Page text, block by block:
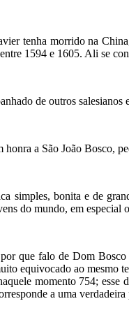
tenha morrido na
1594 e 1605. Ali se
de outros salesianos
honra a São João Bosco,
simples, bonita e de
do mundo, em especial
que falo de Dom
equivocado ao mesmo
momento 754;
a uma